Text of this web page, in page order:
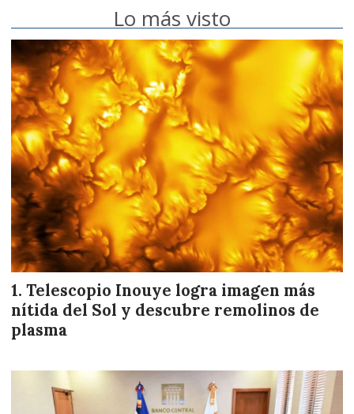
Lo más visto
Telescopio Inouye logra imagen más
nítida del Sol y descubre remolinos de
plasma